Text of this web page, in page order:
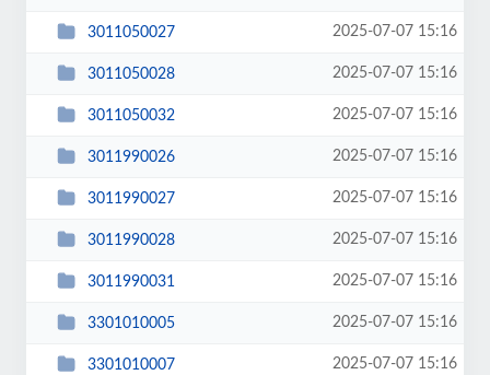
3011050027 2025-07-07 15:16
3011050028 2025-07-07 15:16
3011050032 2025-07-07 15:16
3011990026 2025-07-07 15:16
3011990027 2025-07-07 15:16
3011990028 2025-07-07 15:16
3011990031 2025-07-07 15:16
3301010005 2025-07-07 15:16
3301010007 2025-07-07 15:16